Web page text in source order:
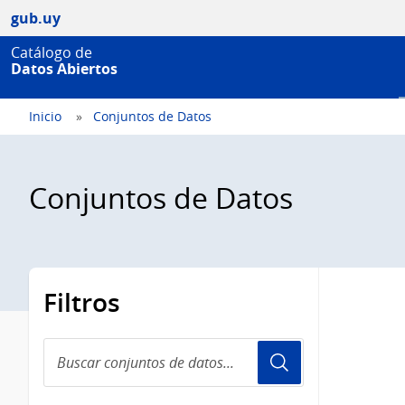
gub.uy
Catálogo de
Datos Abiertos
Inicio Conjuntos de Datos
Conjuntos de Datos
Filtros
conjuntos
de